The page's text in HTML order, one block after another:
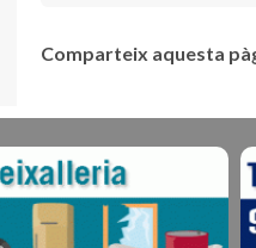
Comparteix aquesta